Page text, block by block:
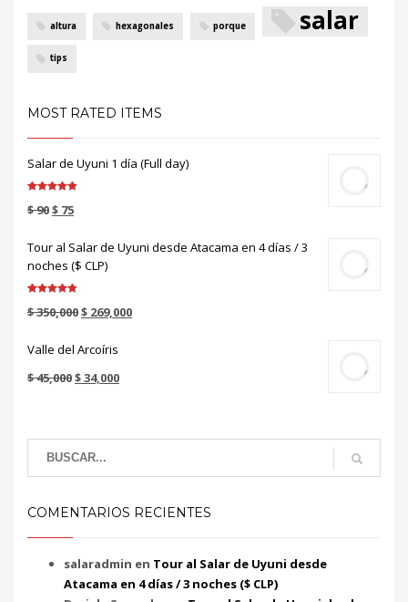
altura hexagonales porque salar
tips
MOST RATED ITEMS
Salar de Uyuni 1 día (Full day)
5.00de 5
$90$ 75
Tour al Salar de Uyuni desde Atacama en 4 días / 3
noches ($ CLP)
5.00de 5
$350,000$ 269,000
Valle del Arcoíris
$45,000$34,000
COMENTARIOS RECIENTES
salaradmin en Tour al Salar de Uyuni desde
Atacama en 4 días / 3 noches ($ CLP)